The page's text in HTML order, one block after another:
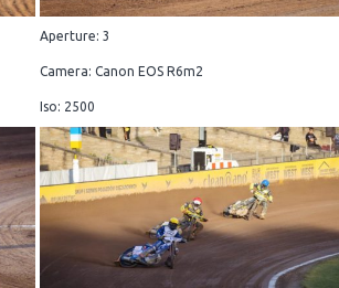
Aperture: 3
Camera: Canon EOS R6m2
Iso: 2500